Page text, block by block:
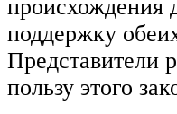
происхождения
поддержку
Представители
пользу этого